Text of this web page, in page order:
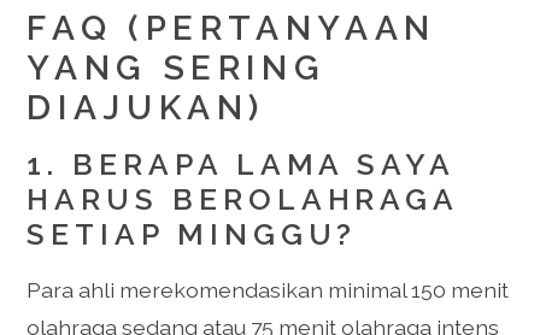
FAQ (PERTANYAAN
YANG SERING
DIAJUKAN)
1. BERAPA LAMA SAYA
HARUS BEROLAHRAGA
SETIAP MINGGU?
Para ahli merekomendasikan minimal 150 menit
olahraga sedang atau 75 menit olahraga intens